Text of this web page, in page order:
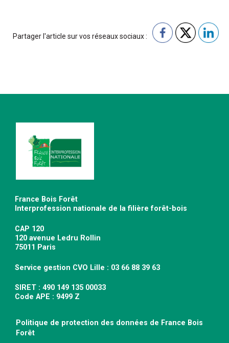
Partager l'article sur vos réseaux sociaux :
France Bois Forêt
Interprofession nationale de la filière forêt-bois
CAP 120
120 avenue Ledru Rollin
75011 Paris
Service gestion CVO Lille : 03 66 88 39 63
SIRET : 490 149 135 00033
Code APE : 9499 Z
Politique de protection des données de France Bois
Forêt